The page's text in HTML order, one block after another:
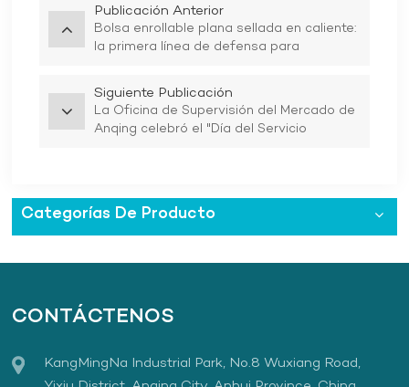
Publicación Anterior
Bolsa enrollable plana sellada en caliente:
la primera línea de defensa para
Siguiente Publicación
La Oficina de Supervisión del Mercado de
Anqing celebró el "Día del Servicio
Categorías De Producto
CONTÁCTENOS
KangMingNa Industrial Park, No.8 Wuxiang Road,